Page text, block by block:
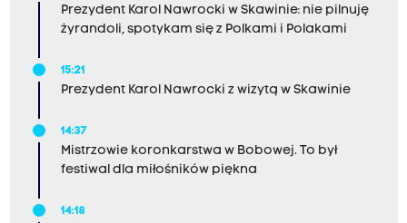
Prezydent Karol Nawrocki w Skawinie: nie pilnuję
żyrandoli, spotykam się z Polkami i Polakami
15:21
Prezydent Karol Nawrocki z wizytą w Skawinie
14:37
Mistrzowie koronkarstwa w Bobowej. To był
festiwal dla miłośników piękna
14:18